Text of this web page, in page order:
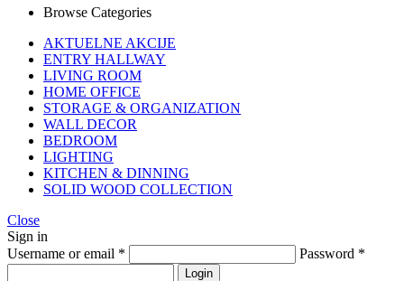
Browse Categories
AKTUELNE AKCIJE
ENTRY HALLWAY
LIVING ROOM
HOME OFFICE
STORAGE & ORGANIZATION
WALL DECOR
BEDROOM
LIGHTING
KITCHEN & DINNING
SOLID WOOD COLLECTION
Close
Sign in
Username or email * Password *
Login